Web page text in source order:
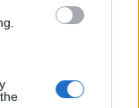
volta sulla
dimostrato
state